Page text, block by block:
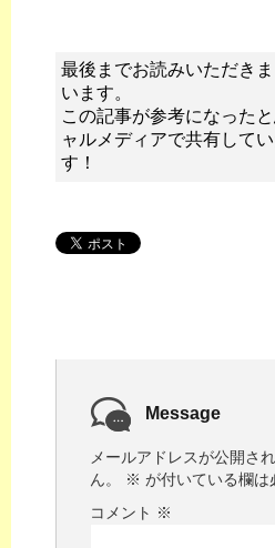
最後までお読みいただき
います。
この記事が参考になった
ャルメディアで共有して
す！
Message
メールアドレスが公開さ
ん。
※ が付いている欄は
コメント ※